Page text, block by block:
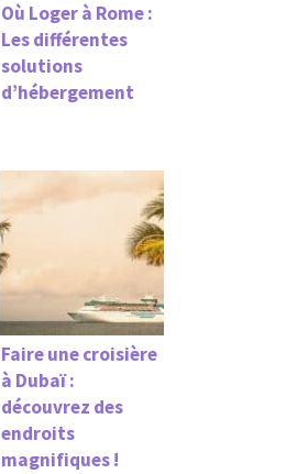
Où Loger à Rome :
Les différentes
solutions
d’hébergement
Faire une croisière
à Dubaï :
découvrez des
endroits
magnifiques !